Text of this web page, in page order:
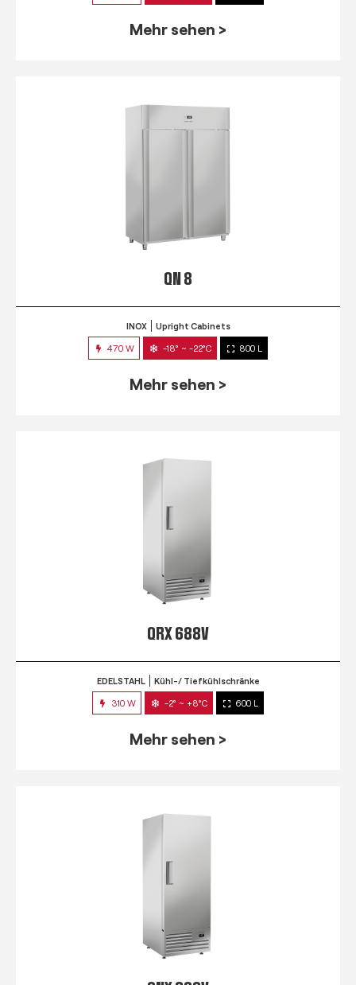
Mehr sehen >
QN 8
INOX Upright Cabinets
470 W -18° ~ -22°C 800 L
Mehr sehen >
QRX 688V
EDELSTAHL Kühl-/ Tiefkühlschränke
310 W -2° ~ +8°C 600 L
Mehr sehen >